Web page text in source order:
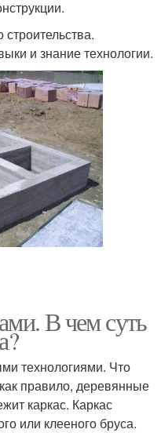
и знание технологии.
В чем суть
технологиями. Что
правило, деревянные
каркас. Каркас
или клееного бруса.